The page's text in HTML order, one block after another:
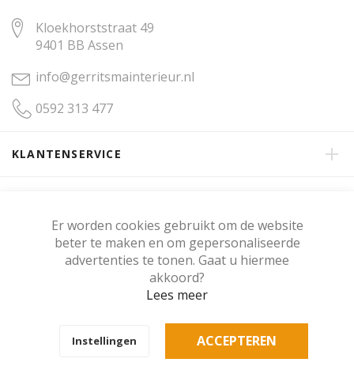
Er worden cookies gebruikt om de website
beter te maken en om gepersonaliseerde
advertenties te tonen. Gaat u hiermee
akkoord?
Lees meer
Instellingen ACCEPTEREN
Kloekhorststraat 49
9401 BB Assen
info@gerritsmainterieur.nl
0592 313 477
KLANTENSERVICE
KLANTENBEOORDELING
Copyright © Gerritsma Interieur.